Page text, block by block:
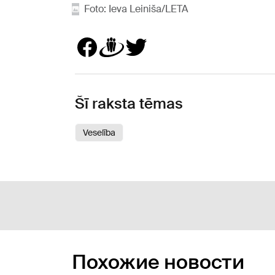
Foto: Ieva Leiniša/LETA
Šī raksta tēmas
Veselība
Похожие новости